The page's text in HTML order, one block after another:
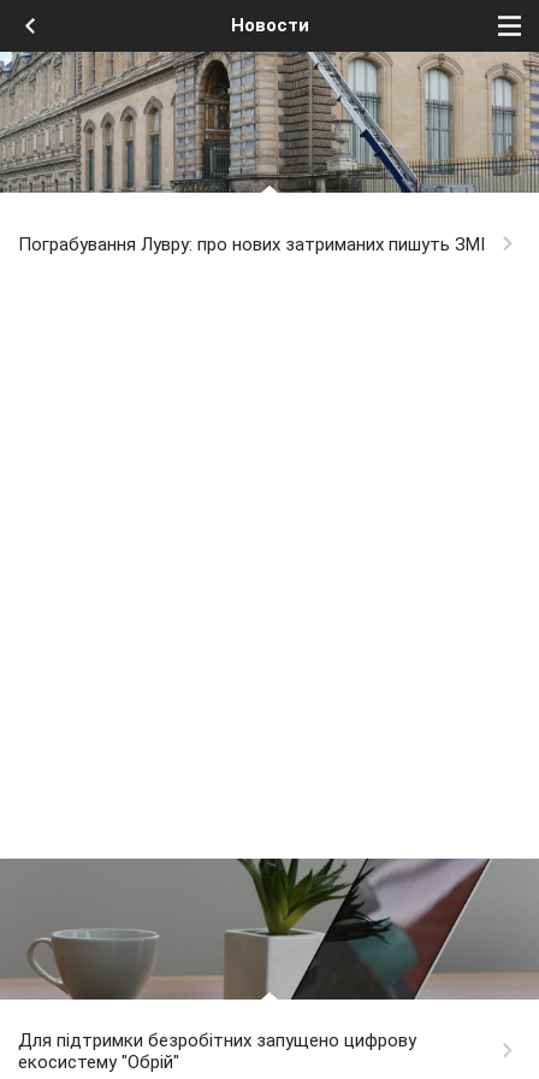
Новости
Пограбування Лувру: про нових затриманих пишуть ЗМІ
Для підтримки безробітних запущено цифрову
екосистему "Обрій"